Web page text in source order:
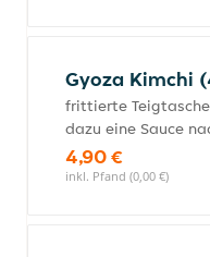
Gyoza Kimchi
frittierte
dazu eine Sauce
4,90 €
inkl. Pfand (0,00 €)